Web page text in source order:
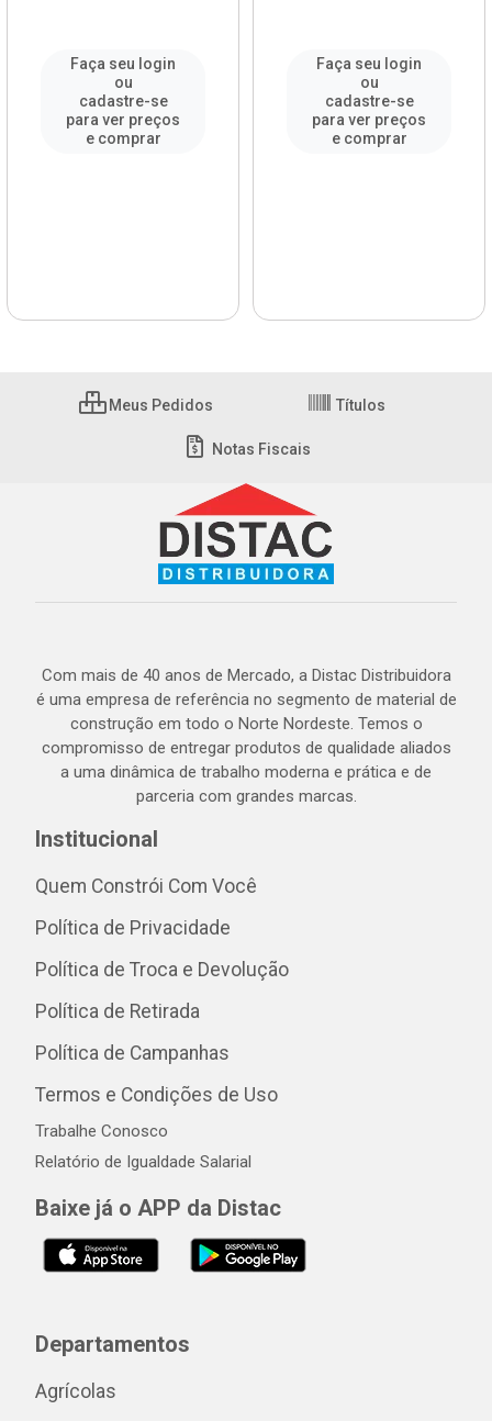
Faça seu login
ou
cadastre-se
para ver preços
e comprar
Faça seu login
ou
cadastre-se
para ver preços
e comprar
Meus Pedidos Títulos
Notas Fiscais
Com mais de 40 anos de Mercado, a Distac Distribuidora
é uma empresa de referência no segmento de material de
construção em todo o Norte Nordeste. Temos o
compromisso de entregar produtos de qualidade aliados
a uma dinâmica de trabalho moderna e prática e de
parceria com grandes marcas.
Institucional
Quem Constrói Com Você
Política de Privacidade
Política de Troca e Devolução
Política de Retirada
Política de Campanhas
Termos e Condições de Uso
Trabalhe Conosco
Relatório de Igualdade Salarial
Baixe já o APP da Distac
Departamentos
Agrícolas